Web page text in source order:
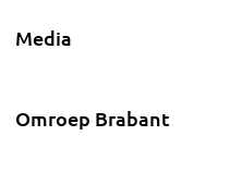
Media
Omroep Brabant